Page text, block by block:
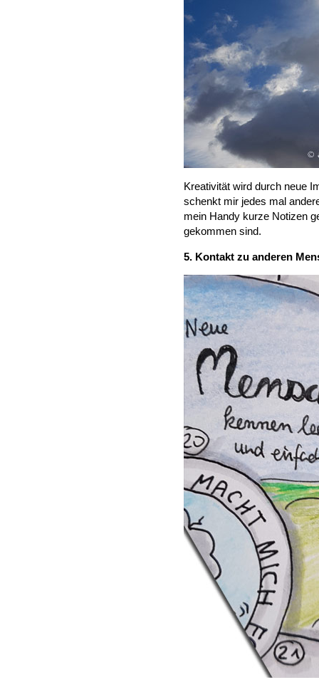
Kreativität wird durch neue
schenkt mir jedes mal
mein Handy kurze Notizen
gekommen sind.
5. Kontakt zu anderen